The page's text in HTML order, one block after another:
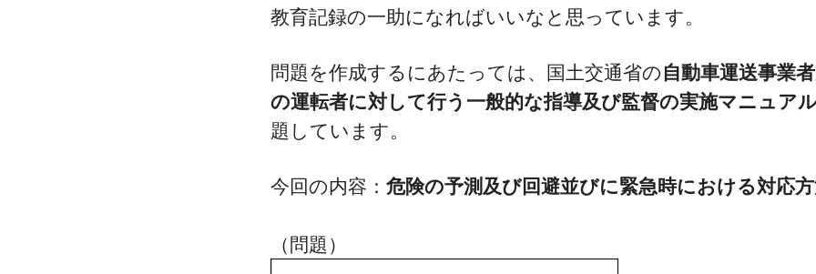
教育記録の一助になればいいなと思っています。
問題を作成するにあたっては、国土交通省の 自動車運送事業
の運転者に対して行う一般的な指導及び監督の実施マニュア
題しています。
今回の内容： 危険の予測及び回避並びに緊急時における対応
（問題）